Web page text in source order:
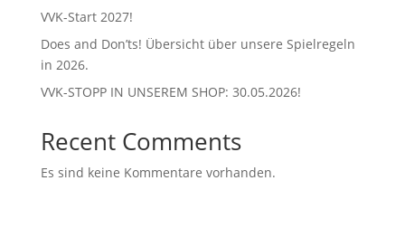
VVK-Start 2027!
Does and Don’ts! Übersicht über unsere Spielregeln
in 2026.
VVK-STOPP IN UNSEREM SHOP: 30.05.2026!
Recent Comments
Es sind keine Kommentare vorhanden.